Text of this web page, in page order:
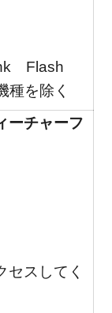
Flash
を除く
ーチャーフ
スしてく